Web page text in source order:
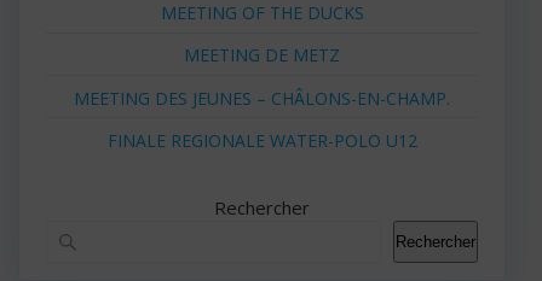
MEETING OF THE DUCKS
MEETING DE METZ
MEETING DES JEUNES – CHÂLONS-EN-CHAMP.
FINALE REGIONALE WATER-POLO U12
Rechercher
Rechercher